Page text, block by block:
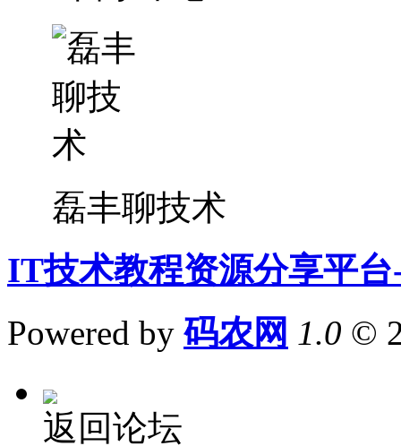
磊丰聊技术
IT技术教程资源分享平
Powered by 码农网 1.0 ©
返回论坛